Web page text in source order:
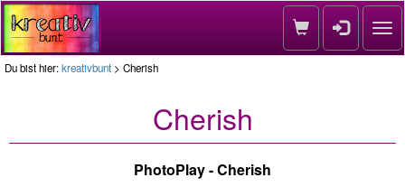
Du bist hier:kreativbunt > Cherish
Cherish
PhotoPlay - Cherish